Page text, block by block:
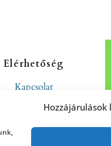
Hozzájárulások
Elérhetőség
Kapcsolat
Rólunk